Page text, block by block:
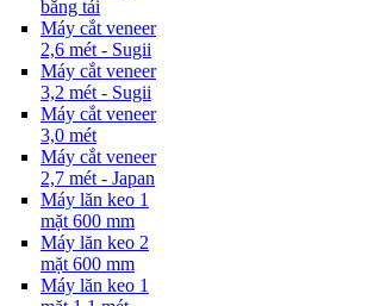
băng tải
Máy cắt veneer
2,6 mét - Sugii
Máy cắt veneer
3,2 mét - Sugii
Máy cắt veneer
3,0 mét
Máy cắt veneer
2,7 mét - Japan
Máy lăn keo 1
mặt 600 mm
Máy lăn keo 2
mặt 600 mm
Máy lăn keo 1